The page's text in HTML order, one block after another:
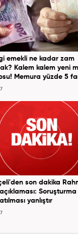
emekli ne kadar zam
Kalem kalem yeni
Memura yüzde 5
son dakika
Soruşturma
yanlıştır